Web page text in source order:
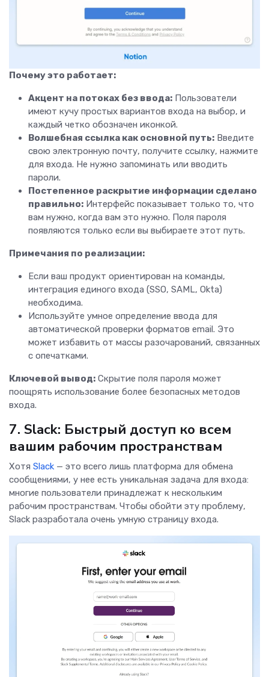
Почему это работает:
Акцент на потоках без ввода: Пользователи
имеют кучу простых вариантов входа на выбор, и
каждый четко обозначен иконкой.
Волшебная ссылка как основной путь: Введите
свою электронную почту, получите ссылку, нажмите
для входа. Не нужно запоминать или вводить
пароли.
Постепенное раскрытие информации сделано
правильно: Интерфейс показывает только то, что
вам нужно, когда вам это нужно. Поля пароля
появляются только если вы выбираете этот путь.
Примечания по реализации:
Если ваш продукт ориентирован на команды,
интеграция единого входа (SSO, SAML, Okta)
необходима.
Используйте умное определение ввода для
автоматической проверки форматов email. Это
может избавить от массы разочарований, связанных
с опечатками.
Ключевой вывод: Скрытие поля пароля может
поощрять использование более безопасных методов
входа.
7. Slack: Быстрый доступ ко всем
вашим рабочим пространствам
Хотя Slack — это всего лишь платформа для обмена
сообщениями, у нее есть уникальная задача для входа:
многие пользователи принадлежат к нескольким
рабочим пространствам. Чтобы обойти эту проблему,
Slack разработала очень умную страницу входа.